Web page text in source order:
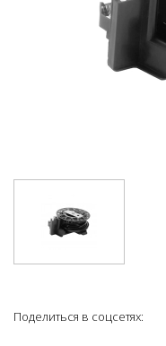
Поделиться в соцсетях: